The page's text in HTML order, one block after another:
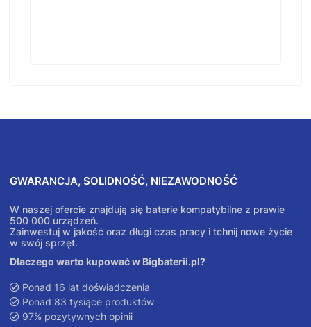
GWARANCJA, SOLIDNOŚĆ, NIEZAWODNOŚĆ
W naszej ofercie znajdują się baterie kompatybilne z prawie
500 000 urządzeń.
Zainwestuj w jakość oraz długi czas pracy i tchnij nowe życie
w swój sprzęt.
Dlaczego warto kupować w Bigbaterii.pl?
Ponad 16 lat doświadczenia
Ponad 83 tysiące produktów
97% pozytywnych opinii